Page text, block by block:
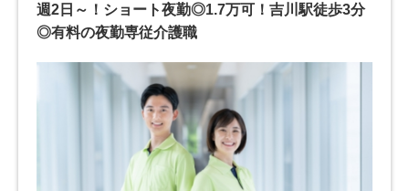
週2日～！ショート夜勤◎1.7万可！吉川駅徒歩3分
◎有料の夜勤専従介護職